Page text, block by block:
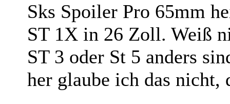
Sks Spoiler Pro 65mm
ST 1X in 26 Zoll. Weiß
ST 3 oder St 5 anders
her glaube ich das nicht,